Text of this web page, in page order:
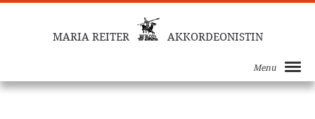
MARIA REITER AKKORDEONISTIN
Menu